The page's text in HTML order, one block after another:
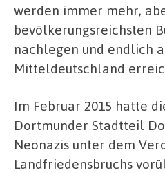
werden immer mehr,
bevölkerungsreichsten
nachlegen und endlich
Mitteldeutschland
Im Februar 2015 hatte
Dortmunder Stadtteil
Neonazis unter dem
Landfriedensbruchs